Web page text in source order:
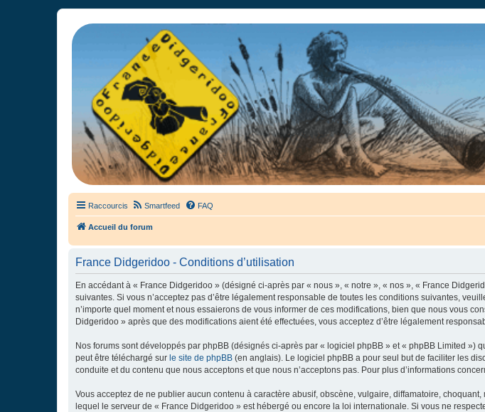
France Didgeridoo
Didgeridoo et Guimbarde sur France Didgeridoo - retrouvez la communauté.
Raccourcis Smartfeed FAQ
Accueil du forum
France Didgeridoo - Conditions d’utilisation
En accédant à « France Didgeridoo » (désigné ci-après par « nous », « notre », « nos », « France
suivantes. Si vous n’acceptez pas d’être légalement responsable de toutes les conditions suivantes,
n’importe quel moment et nous essaierons de vous informer de ces modifications, bien que nous vous
Didgeridoo » après que des modifications aient été effectuées, vous acceptez d’être légalement
Nos forums sont développés par phpBB (désignés ci-après par « logiciel phpBB » et « phpBB Limited »)
peut être téléchargé sur le site de phpBB (en anglais). Le logiciel phpBB a pour seul but de faciliter les
conduite et du contenu que nous acceptons et que nous n’acceptons pas. Pour plus d’informations
Vous acceptez de ne publier aucun contenu à caractère abusif, obscène, vulgaire, diffamatoire,
lequel le serveur de « France Didgeridoo » est hébergé ou encore la loi internationale. Si vous ne